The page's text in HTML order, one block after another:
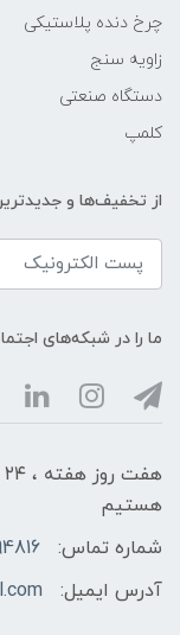
چرخ دنده پلاستیکی
زاویه سنج
دستگاه صنعتی
کلمپ
از تخفیف‌ها و
ما را در شبکه‌های
هستیم
شماره تماس:
آدرس ایمیل: